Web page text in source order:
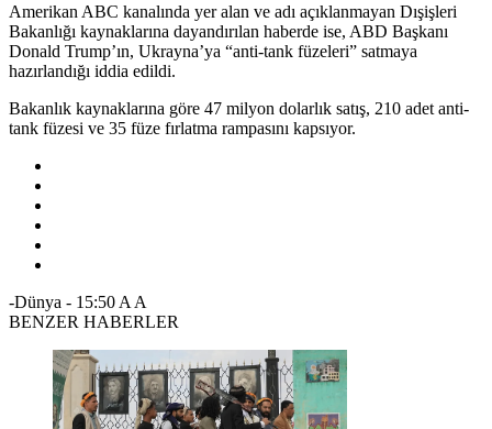
Amerikan ABC kanalında yer alan ve adı açıklanmayan Dışişleri
Bakanlığı kaynaklarına dayandırılan haberde ise, ABD Başkanı
Donald Trump’ın, Ukrayna’ya “anti-tank füzeleri” satmaya
hazırlandığı iddia edildi.
Bakanlık kaynaklarına göre 47 milyon dolarlık satış, 210 adet anti-
tank füzesi ve 35 füze fırlatma rampasını kapsıyor.
-Dünya - 15:50 A A
BENZER HABERLER